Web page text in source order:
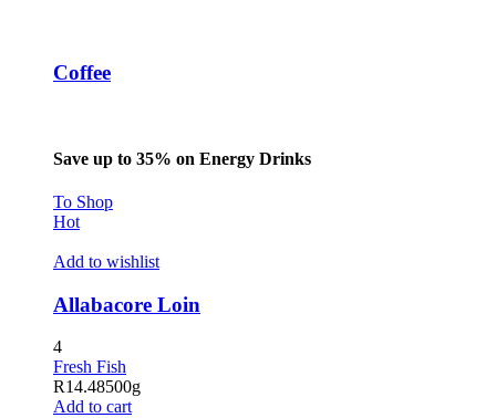
Coffee
Save up to 35% on Energy Drinks
To Shop
Hot
Add to wishlist
Allabacore Loin
4
Fresh Fish
R14.48500g
Add to cart